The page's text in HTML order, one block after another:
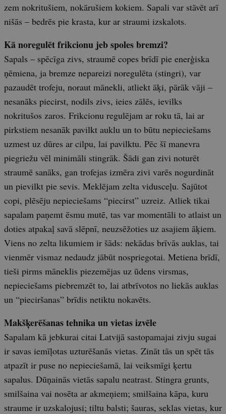
zem nokritušiem, nokārušiem kokiem. Sapali var stāvēt arī
nišās – bedrēs pie krasta, kur ar straumi izskalots.
Kā noregulēt frikcionu jeb spoles bremzi?
Sapals – spēcīga zivs, straumē copes brīdī pie enerģiska
ņēmiena, ja bremze nepareizi noregulēta (stingri), var
pazaudēt trofeju, noraut mānekli, atliekt āķi, pārāk vāji –
nesanāks piecirst, nodils zivs, ieies zālēs, ievilks
nokritušos zaros. Frikcionu regulējam ar roku tā, lai ar
pirkstiem nesanāk pavilkt auklu un to būtu nepieciešams
uzmest uz dūres ar cilpu, lai pavilktu. Pēc šī manevra
piegriežu vēl minimāli stingrāk. Šādi gan zivi noturēt
straumē sanāks, gan trofejas izmēra zivi varēs nogurdināt
un pievilkt pie sevis. Meklējam zelta vidusceļu. Sajūtot
copi, plēsēju nepieciešams “piecirst” uzreiz. Atliek tikai
sapalam paņemt ēsmu mutē, tas var momentāli to atlaist un
doties atpakaļ savā slēpnī, neuzsēžoties uz asajiem āķiem.
Viens no zelta likumiem ir šāds: nekādas brīvās auklas, tai
vienmēr vismaz nedaudz jābūt nospriegotai. Metiena brīdī,
tieši pirms māneklis piezemējas uz ūdens virsmas,
nepieciešams piebremzēt to, lai atbrīvotos no liekās auklas
un “pieciršanas” brīdis netiktu nokavēts.
Makšķerēšanas tehnika un vietas izvēle
Sapalam kā jebkurai citai Latvijā sastopamajai zivju sugai
ir savas iemīļotas uzturēšanās vietas. Zināt tās un spēt tās
atpazīt ir puse no nepieciešamā, lai veiksmīgi ķertu
sapalus. Dūņainās vietās sapalu neatrast. Stingra grunts,
smilšaina vai nosēta ar akmeņiem; smilšaina kāpa, kuru
straume ir uzskalojusi; tiltu balsti; šauras, seklas vietas, kur